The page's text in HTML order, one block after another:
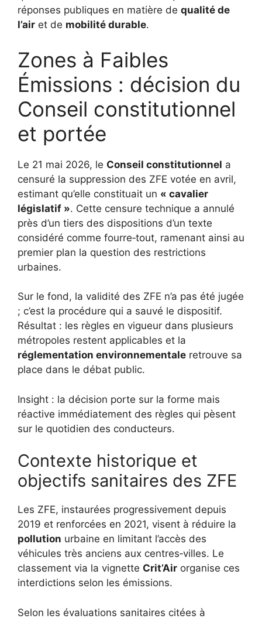
réponses publiques en matière de qualité de
l’air et de mobilité durable.
Zones à Faibles
Émissions : décision du
Conseil constitutionnel
et portée
Le 21 mai 2026, le Conseil constitutionnel a
censuré la suppression des ZFE votée en avril,
estimant qu’elle constituait un « cavalier
législatif ». Cette censure technique a annulé
près d’un tiers des dispositions d’un texte
considéré comme fourre‑tout, ramenant ainsi au
premier plan la question des restrictions
urbaines.
Sur le fond, la validité des ZFE n’a pas été jugée
; c’est la procédure qui a sauvé le dispositif.
Résultat : les règles en vigueur dans plusieurs
métropoles restent applicables et la
réglementation environnementale retrouve sa
place dans le débat public.
Insight : la décision porte sur la forme mais
réactive immédiatement des règles qui pèsent
sur le quotidien des conducteurs.
Contexte historique et
objectifs sanitaires des ZFE
Les ZFE, instaurées progressivement depuis
2019 et renforcées en 2021, visent à réduire la
pollution urbaine en limitant l’accès des
véhicules très anciens aux centres‑villes. Le
classement via la vignette Crit’Air organise ces
interdictions selon les émissions.
Selon les évaluations sanitaires citées à